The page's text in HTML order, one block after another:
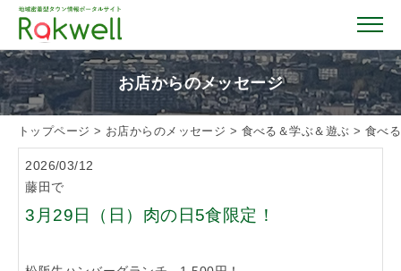
トップページ
お店からのメッセージ
トップページ > お店からのメッセージ > 食べる＆学ぶ＆遊ぶ > 食べる
2026/03/12
藤田で
3月29日（日）肉の日5食限定！